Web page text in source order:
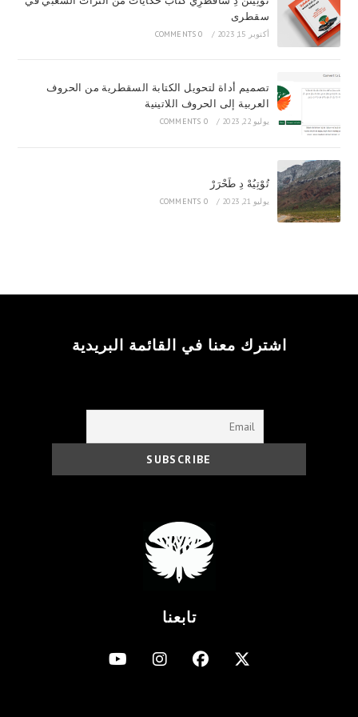
سقطرى
أكتوبر 15, 2023 /
0 COMMENTS
تصميم أداة لتحويل الكتابة السقطرية من الحروف
العربية إلى الحروف اللاتينية
يوليو 22, 2023 /
0 COMMENTS
تُوْتِيُهْ دِ طَحْرَرْ
يوليو 21, 2023 /
0 COMMENTS
اشترك معنا في القائمة البريدية
تابعنا